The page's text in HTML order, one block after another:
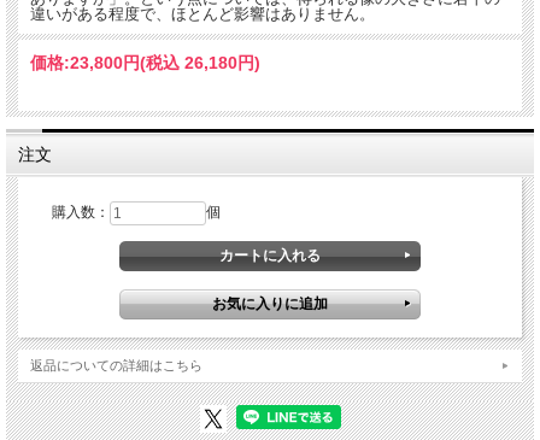
違いがある程度で、ほとんど影響はありません。
価格:23,800円(税込 26,180円)
注文
購入数： 個
返品についての詳細はこちら